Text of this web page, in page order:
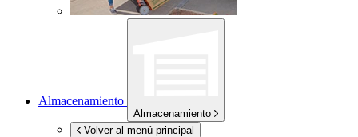
Almacenamiento
Almacenamiento
Volver al menú principal